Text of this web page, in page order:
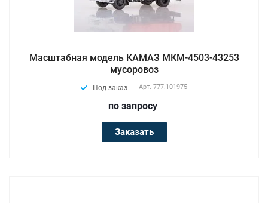
Масштабная модель КАМАЗ МКМ-4503-43253
мусоровоз
Под заказ Арт. 777.101975
по запросу
Заказать